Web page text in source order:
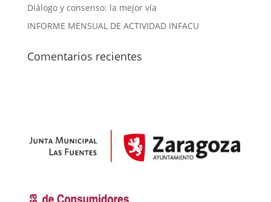
Diálogo y consenso: la mejor vía
INFORME MENSUAL DE ACTIVIDAD INFACU
Comentarios recientes